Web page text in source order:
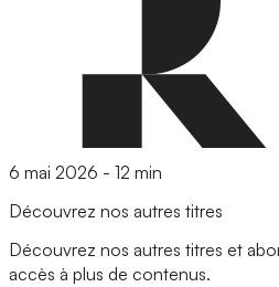
6 mai 2026 - 12 min
Découvrez nos autres titres
Découvrez nos autres titres et
accès à plus de contenus.